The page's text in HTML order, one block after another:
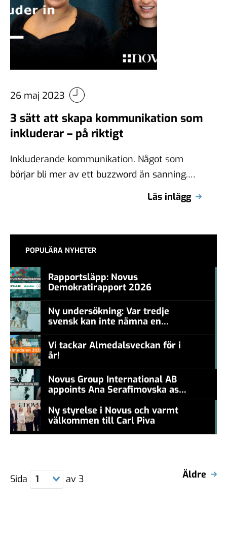
26 maj 2023
3 sätt att skapa kommunikation som
inkluderar – på riktigt
Inkluderande kommunikation. Något som
börjar bli mer av ett buzzword än sanning.
Läs inlägg
POPULÄRA NYHETER
Rapportsläpp: Novus
Demokratirapport 2026
Ny undersökning: Var tredje
svensk kan inte nämna en
Vi tackar Almedalsveckan för i
år!
Novus Group International AB
appoints Ana Serafimovska as
new CEO
Ny styrelse i Novus och varmt
välkommen till Carl Piva
Sida 1 av 3 Äldre